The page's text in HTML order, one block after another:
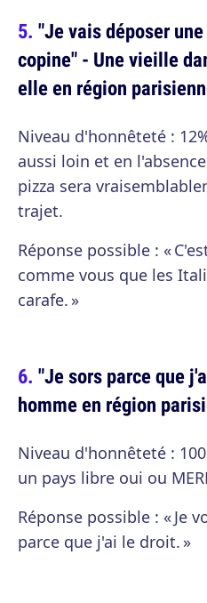
"Je vais déposer
copine" - Une vieille
elle en région
Niveau d'honnêteté :
aussi loin et en
pizza sera
trajet.
Réponse possible : «
comme vous que les
carafe. »
"Je sors parce que
homme en région
Niveau d'honnêteté :
un pays libre oui ou
Réponse possible : « Je
parce que j'ai le droit. »